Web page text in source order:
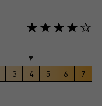
3 4 5 6 7